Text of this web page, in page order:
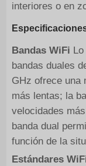
interiores o en
Bandas WiFi
bandas duales
GHz ofrece una
más lentas; la
velocidades
banda dual
función de la
Estándares